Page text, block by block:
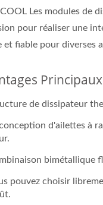
Les modules de
pour réaliser une
et fiable pour diverses
Principaux
de dissipateur
conception d'ailettes à
bimétallique
pouvez choisir